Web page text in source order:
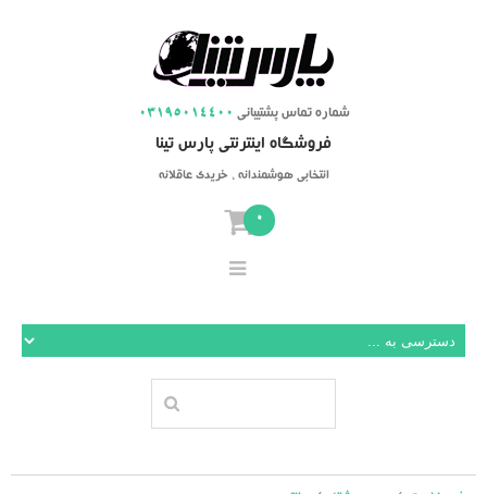
03195014400 شماره تماس پشتیبانی
فروشگاه اینترنتی پارس تینا
انتخابی هوشمندانه ، خریدی عاقلانه
0